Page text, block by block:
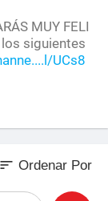
MUY FELI
siguientes
UCs8
las reglas
te ma
problema)
sort Ordenar Por